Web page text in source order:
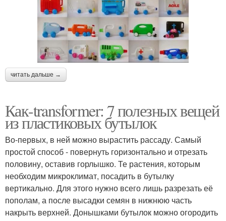
читать дальше →
Как-transformer: 7 полезных вещей
из пластиковых бутылок
Во-первых, в ней можно вырастить рассаду. Самый
простой способ - повернуть горизонтально и отрезать
половину, оставив горлышко. Те растения, которым
необходим микроклимат, посадить в бутылку
вертикально. Для этого нужно всего лишь разрезать её
пополам, а после высадки семян в нижнюю часть
накрыть верхней. Донышками бутылок можно огородить